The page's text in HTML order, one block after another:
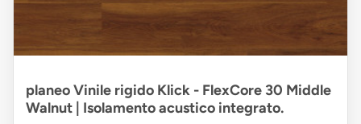
planeo Vinile rigido Klick - FlexCore 30 Middle
Walnut | Isolamento acustico integrato.